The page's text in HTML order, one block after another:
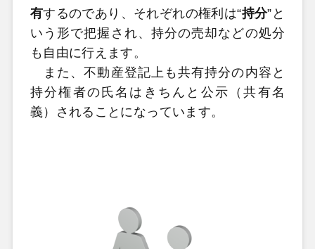
有するのであり、それぞれの権利は“持分”と
いう形で把握され、持分の売却などの処分
も自由に行えます。
また、不動産登記上も共有持分の内容と
持分権者の氏名はきちんと公示（共有名
義）されることになっています。